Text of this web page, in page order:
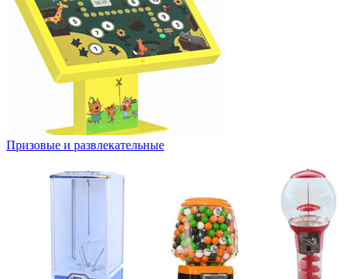
Призовые и развлекательные